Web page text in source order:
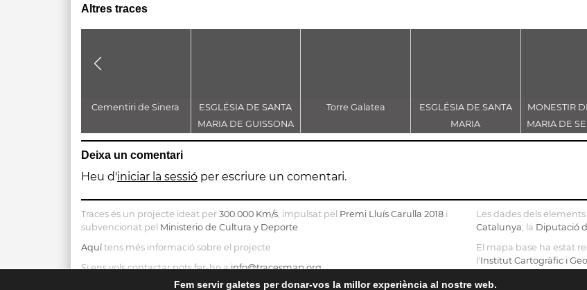
Altres traces
Cementiri de Sinera
ESGLÉSIA DE SANTA
MARIA DE GUISSONA
Torre Galatea
ESGLÉSIA DE SANTA
MARIA
MONESTIR
MARIA DE
Deixa un comentari
Heu d'iniciar la sessió per escriure un comentari.
Traces és un projecte ideat per 300.000 Km/s, impulsat pel Premi Lluís Carulla 2018 i
subvencionat pel Ministerio de Cultura y Deporte.
Aquítens més informació sobre el projecte
Si ens vols contactar pots fer-ho ainfo@tracesmap.org
Les dades dels
Catalunya, la Diputació
El mapa base ha estat
l'Institut Cartogràfic i
Fem servir galetes per donar-vos la millor experiència al nostre web.